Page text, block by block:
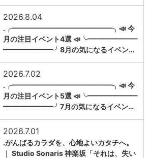
2026.8.04
.╭━━━━━━━━━━━━━━╮📣 今
月の注目イベント4選 📣╰━━━━━━━
━━━━━━━╯8月の気になるイベン…
2026.7.02
.╭━━━━━━━━━━━━━━╮📣 今
月の注目イベント5選 📣╰━━━━━━━
━━━━━━━╯7月の気になるイベン…
2026.7.01
.がんばるカラダを、心地よいカタチへ。
｜ Studio Sonaris 神楽坂「それは、失い